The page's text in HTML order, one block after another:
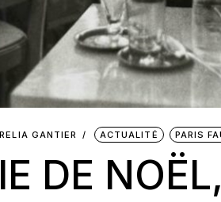
GANTIER ACTUALITÉ PARIS
DE